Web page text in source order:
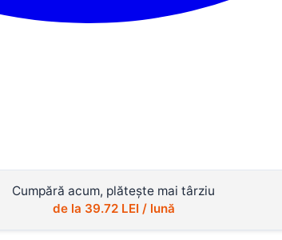
Cumpără acum, plătește mai târziu
de la 39.72LEI / lună